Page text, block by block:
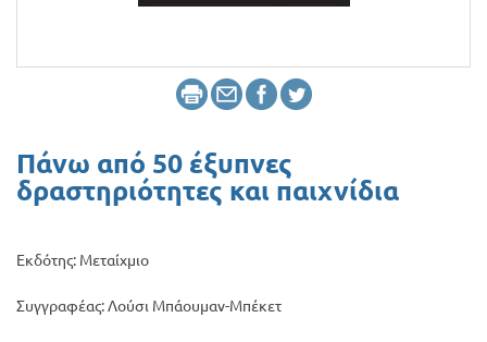
Πάνω από 50 έξυπνες
δραστηριότητες και παιχνίδια
Εκδότης: Μεταίχμιο
Συγγραφέας: Λούσι Μπάουμαν-Μπέκετ